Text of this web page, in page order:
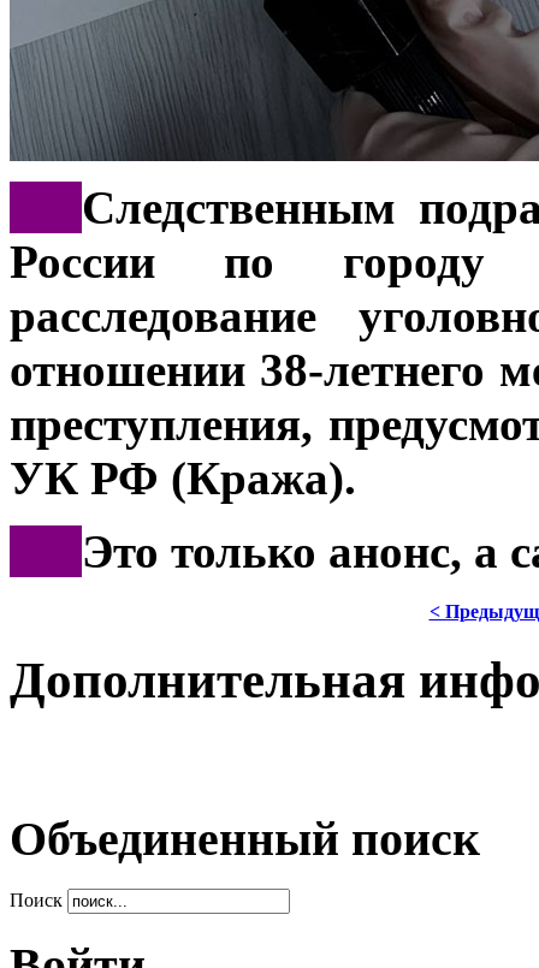
Следственным
России по городу
расследование
отношении 38-летнего
преступления,
УК РФ (Кража).
Это только анонс, а
<
Дополнительная
Объединенный поиск
Поиск